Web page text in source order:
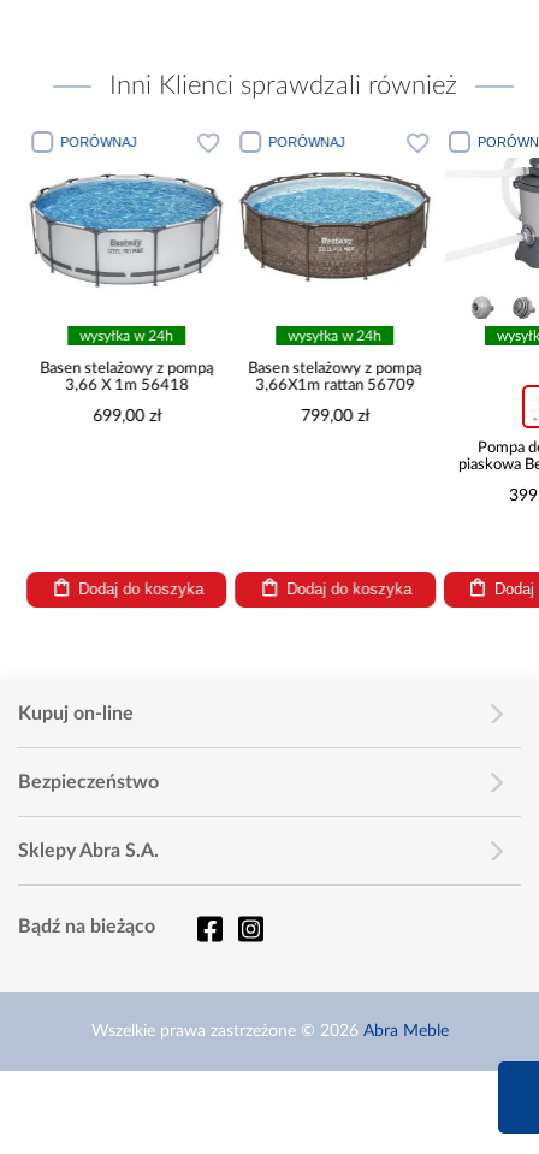
Inni Klienci sprawdzali również
PORÓWNAJ
wysyłka w 24h
Basen stelażowy z pompą
3,66 X 1m 56418
699,00 zł
Dodaj do koszyka
PORÓWNAJ
wysyłka w 24h
Basen stelażowy z pompą
3,66X1m rattan 56709
799,00 zł
Dodaj do koszyka
Pompa
piaskowa
Kupuj on-line
Bezpieczeństwo
Sklepy Abra S.A.
Bądź na bieżąco
Wszelkie prawa zastrzeżone © 2026 Abra Meble